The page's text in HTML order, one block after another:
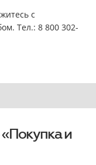
с
Тел.: 8 800 302-
и